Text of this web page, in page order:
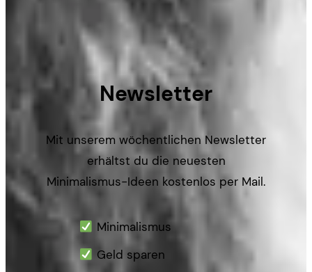
Newsletter
Mit unserem wöchentlichen Newsletter
erhältst du die neuesten
Minimalismus-Ideen kostenlos per Mail.
Minimalismus
Geld sparen